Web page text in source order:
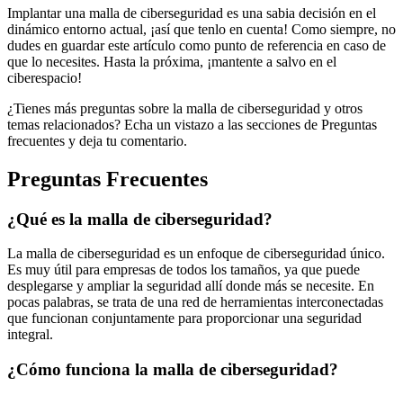
Implantar una malla de ciberseguridad es una sabia decisión en el
dinámico entorno actual, ¡así que tenlo en cuenta! Como siempre, no
dudes en guardar este artículo como punto de referencia en caso de
que lo necesites. Hasta la próxima, ¡mantente a salvo en el
ciberespacio!
¿Tienes más preguntas sobre la malla de ciberseguridad y otros
temas relacionados? Echa un vistazo a las secciones de Preguntas
frecuentes y deja tu comentario.
Preguntas Frecuentes
¿Qué es la malla de ciberseguridad?
La malla de ciberseguridad es un enfoque de ciberseguridad único.
Es muy útil para empresas de todos los tamaños, ya que puede
desplegarse y ampliar la seguridad allí donde más se necesite. En
pocas palabras, se trata de una red de herramientas interconectadas
que funcionan conjuntamente para proporcionar una seguridad
integral.
¿Cómo funciona la malla de ciberseguridad?